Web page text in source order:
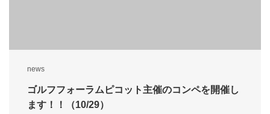
news
ゴルフフォーラムピコット主催のコンペを開催し
ます！！（10/29）